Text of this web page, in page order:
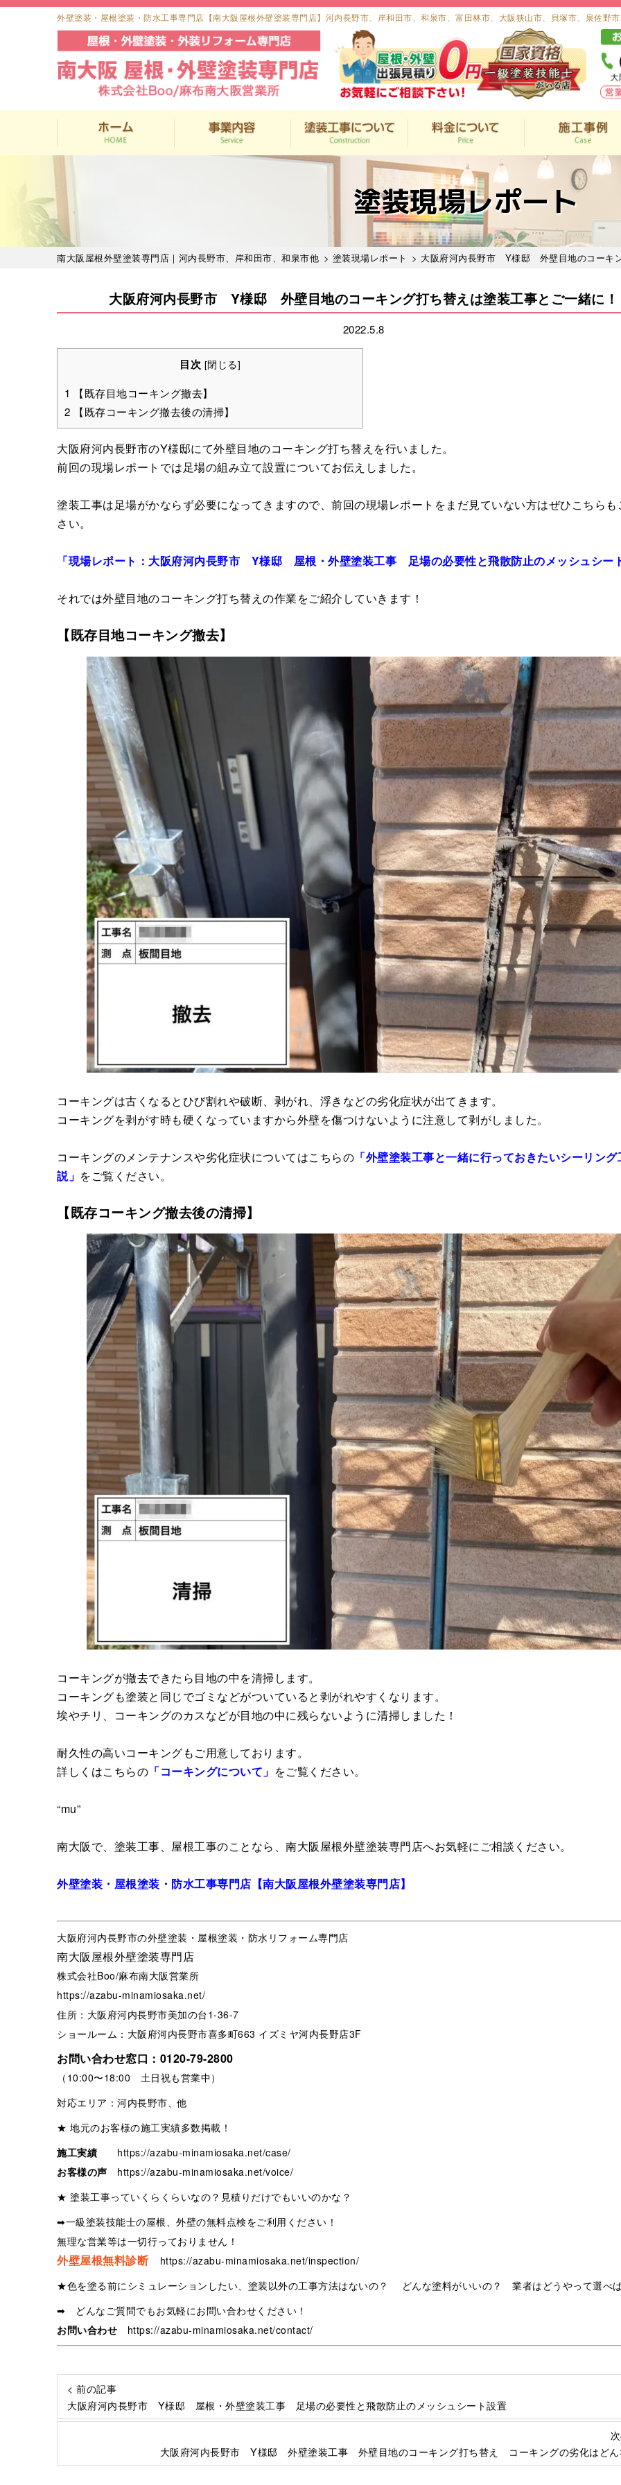
外壁塗装・屋根塗装・防水工事専門店【南大阪屋根外壁塗装専門店】河内長野市、岸和田市、和泉市、富田林市、大阪狭山市、貝塚市、泉佐野
塗装現場レポート
南大阪屋根外壁塗装専門店｜河内長野市、岸和田市、和泉市他 > 塗装現場レポート > 大阪府河内長野市 Y様邸 外壁目地のコーキ
大阪府河内長野市 Y様邸 外壁目地のコーキング打ち替えは塗装工事とご一緒に！
2022.5.8
目次 [閉じる]
1
【既存目地コーキング撤去】
2 【既存コーキング撤去後の清掃】
大阪府河内長野市のY様邸にて外壁目地のコーキング打ち替えを行いました。
前回の現場レポートでは足場の組み立て設置についてお伝えしました。
塗装工事は足場がかならず必要になってきますので、前回の現場レポートをまだ見ていない方はぜひこちらも
さい。
「現場レポート：大阪府河内長野市 Y様邸 屋根・外壁塗装工事 足場の必要性と飛散防止のメッシュシー
それでは外壁目地のコーキング打ち替えの作業をご紹介していきます！
【既存目地コーキング撤去】
コーキングは古くなるとひび割れや破断、剥がれ、浮きなどの劣化症状が出てきます。
コーキングを剥がす時も硬くなっていますから外壁を傷つけないように注意して剥がしました。
コーキングのメンテナンスや劣化症状についてはこちらの 「外壁塗装工事と一緒に行っておきたいシーリン
説」 をご覧ください。
【既存コーキング撤去後の清掃】
コーキングが撤去できたら目地の中を清掃します。
コーキングも塗装と同じでゴミなどがついていると剥がれやすくなります。
埃やチリ、コーキングのカスなどが目地の中に残らないように清掃しました！
耐久性の高いコーキングもご用意しております。
詳しくはこちらの 「コーキングについて」 をご覧ください。
“mu”
南大阪で、塗装工事、屋根工事のことなら、南大阪屋根外壁塗装専門店へお気軽にご相談ください。
外壁塗装・屋根塗装・防水工事専門店【南大阪屋根外壁塗装専門店】
大阪府河内長野市の外壁塗装・屋根塗装・防水リフォーム専門店
南大阪屋根外壁塗装専門店
株式会社Boo/麻布南大阪営業所
https://azabu-minamiosaka.net/
住所：大阪府河内長野市美加の台1-36-7
ショールーム：大阪府河内長野市喜多町663 イズミヤ河内長野店3F
お問い合わせ窓口： 0120-79-2800
（10:00〜18:00 土日祝も営業中）
対応エリア：河内長野市、他
★ 地元のお客様の施工実績多数掲載！
施工実績
https://azabu-minamiosaka.net/case/
お客様の声
https://azabu-minamiosaka.net/voice/
★ 塗装工事っていくらくらいなの？見積りだけでもいいのかな？
➡一級塗装技能士の屋根、外壁の無料点検をご利用ください！
無理な営業等は一切行っておりません！
外壁屋根無料診断
https://azabu-minamiosaka.net/inspection/
★色を塗る前にシミュレーションしたい、塗装以外の工事方法はないの？ どんな塗料がいいの？ 業者はどうやって選べ
➡ どんなご質問でもお気軽にお問い合わせください！
お問い合わせ
https://azabu-minamiosaka.net/contact/
< 前の記事
大阪府河内長野市 Y様邸 屋根・外壁塗装工事 足場の必要性と飛散防止のメッシュシート設置
大阪府河内長野市 Y様邸 外壁塗装工事 外壁目地のコーキング打ち替え コーキングの劣化はどん